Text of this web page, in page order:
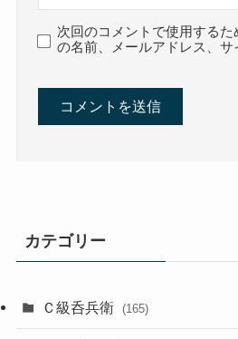
次回のコメントで使用する
の名前、メールアドレス、サ
カテゴリー
Ｃ級呑兵衛 (165)